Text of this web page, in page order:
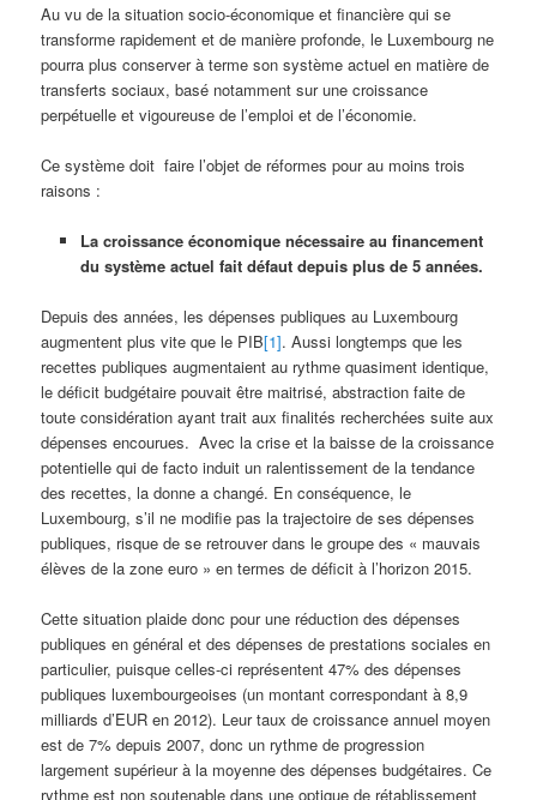
Au vu de la situation socio-économique et financière qui se
transforme rapidement et de manière profonde, le Luxembourg ne
pourra plus conserver à terme son système actuel en matière de
transferts sociaux, basé notamment sur une croissance
perpétuelle et vigoureuse de l’emploi et de l’économie.
Ce système doit faire l’objet de réformes pour au moins trois
raisons :
La croissance économique nécessaire au financement
du système actuel fait défaut depuis plus de 5 années.
Depuis des années, les dépenses publiques au Luxembourg
augmentent plus vite que le PIB[1]. Aussi longtemps que les
recettes publiques augmentaient au rythme quasiment identique,
le déficit budgétaire pouvait être maitrisé, abstraction faite de
toute considération ayant trait aux finalités recherchées suite aux
dépenses encourues. Avec la crise et la baisse de la croissance
potentielle qui de facto induit un ralentissement de la tendance
des recettes, la donne a changé. En conséquence, le
Luxembourg, s’il ne modifie pas la trajectoire de ses dépenses
publiques, risque de se retrouver dans le groupe des « mauvais
élèves de la zone euro » en termes de déficit à l’horizon 2015.
Cette situation plaide donc pour une réduction des dépenses
publiques en général et des dépenses de prestations sociales en
particulier, puisque celles-ci représentent 47% des dépenses
publiques luxembourgeoises (un montant correspondant à 8,9
milliards d’EUR en 2012). Leur taux de croissance annuel moyen
est de 7% depuis 2007, donc un rythme de progression
largement supérieur à la moyenne des dépenses budgétaires. Ce
rythme est non soutenable dans une optique de rétablissement